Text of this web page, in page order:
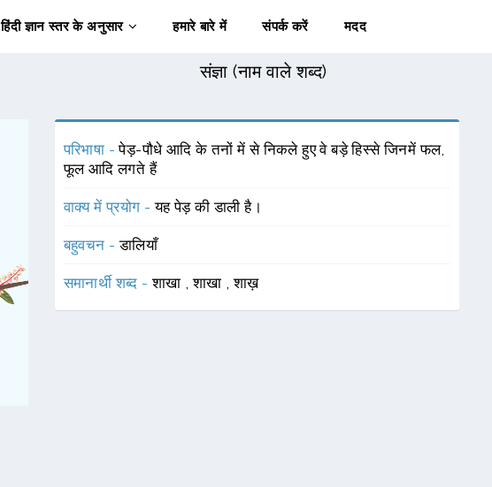
हिंदी ज्ञान स्तर के अनुसार हमारे बारे में संपर्क करें मदद
संज्ञा (नाम वाले शब्द)
परिभाषा -पेड़-पौधे आदि के तनों में से निकले हुए वे बड़े हिस्से जिनमें फल,
फूल आदि लगते हैं
वाक्य में प्रयोग -यह पेड़ की डाली है।
बहुवचन -डालियाँ
समानार्थी शब्द -शाखा ,शाखा ,शाख़